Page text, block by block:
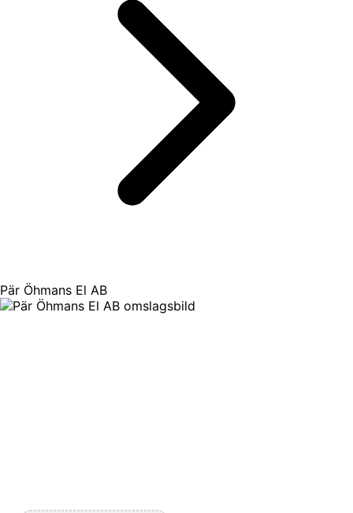
Pär Öhmans El AB